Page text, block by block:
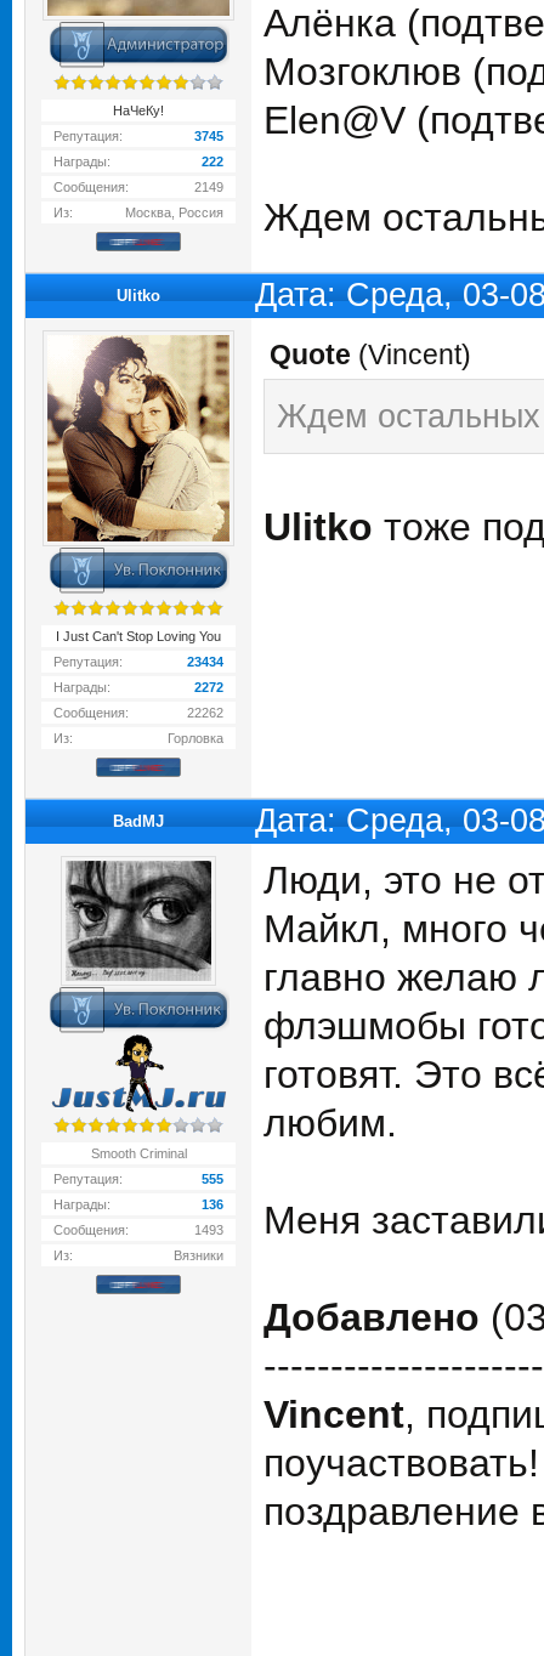
НаЧеКу!
Репутация:
3745
Награды:
222
Сообщения:
2149
Из:
Москва, Россия
Алёнка
Мозгоклюв
Elen@V
Ждем
Ulitko Дата: Среда, 03-
I Just Can't Stop Loving You
Репутация:
23434
Награды:
2272
Сообщения:
22262
Из:
Горловка
Quote (Vincent)
Ждем остальных
Ulitko тоже
BadMJ Дата: Среда, 03-
Smooth Criminal
Репутация:
555
Награды:
136
Сообщения:
1493
Из:
Вязники
Люди, это не
Майкл, много
главно желаю
флэшмобы
готовят. Это
любим.
Меня
Добавлено
Vincent,
поздравление